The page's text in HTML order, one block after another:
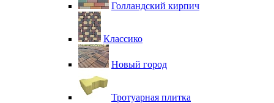
Голландский кирпич
Классико
Новый город
Тротуарная плитка